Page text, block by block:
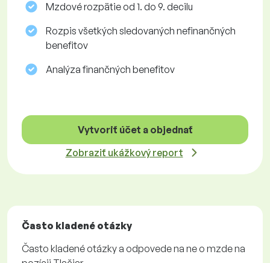
Mzdové rozpätie od 1. do 9. decilu
Rozpis všetkých sledovaných nefinančných
benefitov
Analýza finančných benefitov
Vytvoriť účet a objednať
Zobraziť ukážkový report
Často kladené otázky
Často kladené otázky a odpovede na ne o mzde na